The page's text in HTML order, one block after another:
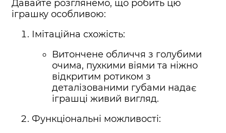
Давайте розглянемо, що робить цю
іграшку особливою:
Імітаційна схожість:
Витончене обличчя з голубими
очима, пухкими віями та ніжно
відкритим ротиком з
деталізованими губами надає
іграшці живий вигляд.
Функціональні можливості: